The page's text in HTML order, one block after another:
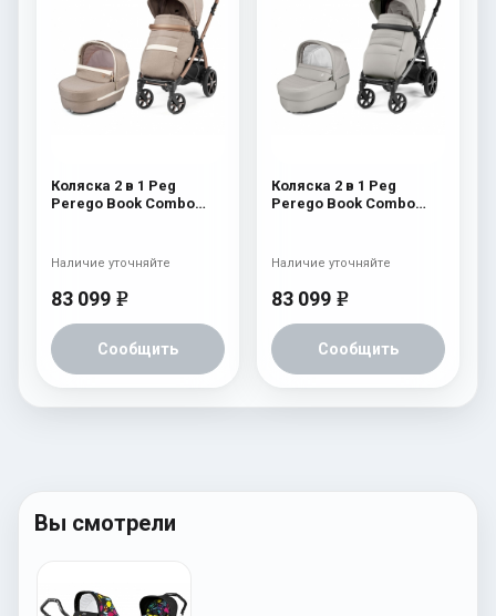
Коляска 2 в 1 Peg
Perego Book Combo
83 099 e
Сообщить
Наличие уточняйте
Коляска 2 в 1 Peg
Perego Book Combo
83 099 e
Сообщить
Наличие уточняйте
Вы смотрели